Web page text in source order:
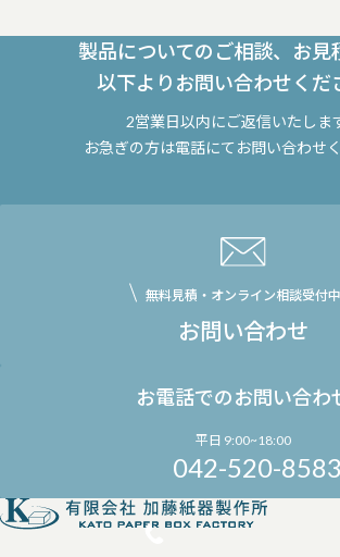
製品についてのご相談、お見
以下よりお問い合わせくだ
2営業日以内にご返信いたしま
お急ぎの方は電話にてお問い合わせく
無料見積・オンライン相談受付中
お問い合わせ
お電話でのお問い合わ
平日 9:00~18:00
042-520-8583